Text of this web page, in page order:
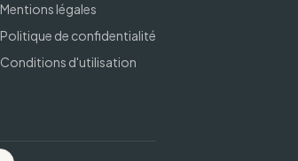
Mentions légales
Politique de confidentialité
Conditions d'utilisation